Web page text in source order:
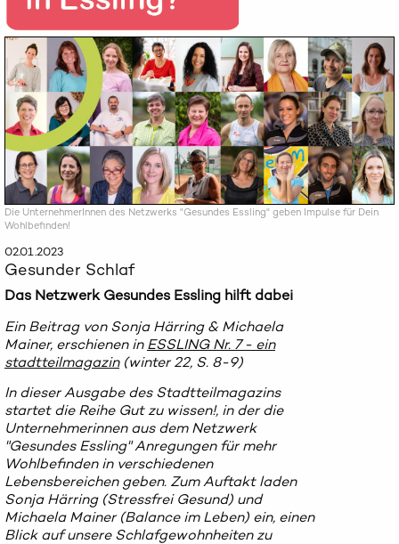
Die UnternehmerInnen des Netzwerks "Gesundes Essling" geben Impulse für Dein
Wohlbefinden!
02.01.2023
Gesunder Schlaf
Das Netzwerk Gesundes Essling hilft dabei
Ein Beitrag von Sonja Härring & Michaela
Mainer, erschienen inESSLING Nr. 7 - ein
stadtteilmagazin(winter 22, S. 8-9)
In dieser Ausgabe des Stadtteilmagazins
startet die Reihe Gut zu wissen!, in der die
Unternehmerinnen aus dem Netzwerk
"Gesundes Essling" Anregungen für mehr
Wohlbefinden in verschiedenen
Lebensbereichen geben. Zum Auftakt laden
Sonja Härring (Stressfrei Gesund) und
Michaela Mainer (Balance im Leben) ein, einen
Blick auf unsere Schlafgewohnheiten zu